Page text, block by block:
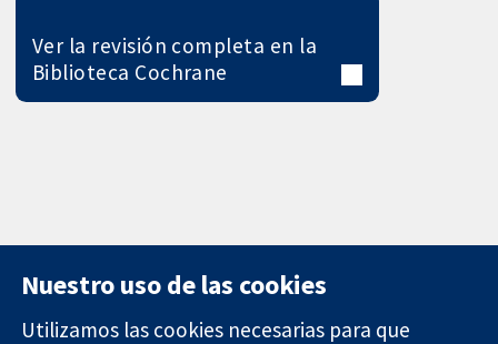
Ver la revisión completa en la
Biblioteca Cochrane
Nuestro uso de las cookies
Utilizamos las cookies necesarias para que